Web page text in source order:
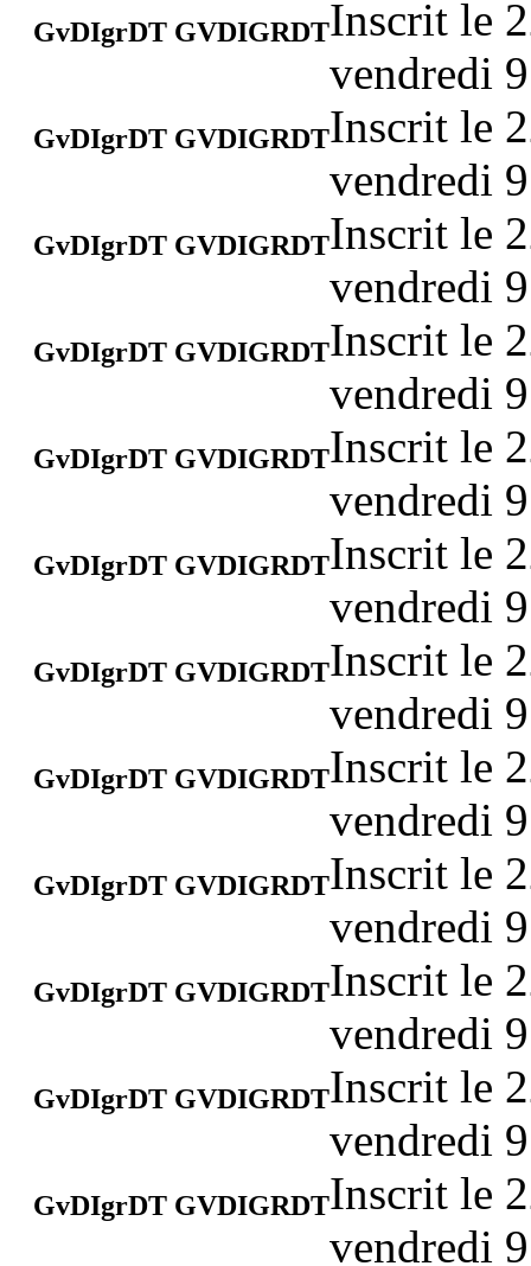
GvDIgrDT GVDIGRDTInscrit le
vendredi
GvDIgrDT GVDIGRDTInscrit le
vendredi
GvDIgrDT GVDIGRDTInscrit le
vendredi
GvDIgrDT GVDIGRDTInscrit le
vendredi
GvDIgrDT GVDIGRDTInscrit le
vendredi
GvDIgrDT GVDIGRDTInscrit le
vendredi
GvDIgrDT GVDIGRDTInscrit le
vendredi
GvDIgrDT GVDIGRDTInscrit le
vendredi
GvDIgrDT GVDIGRDTInscrit le
vendredi
GvDIgrDT GVDIGRDTInscrit le
vendredi
GvDIgrDT GVDIGRDTInscrit le
vendredi
GvDIgrDT GVDIGRDTInscrit le
vendredi